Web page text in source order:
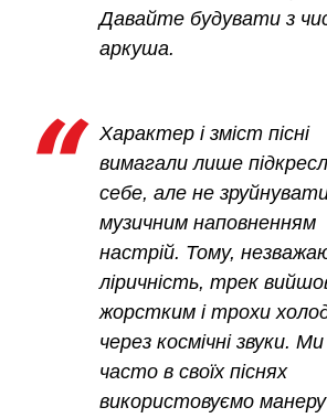
Давайте будувати з
аркуша.
Характер і зміст пісні
вимагали лише
себе, але не
музичним наповненням
настрій. Тому,
ліричність, трек
жорстким і трохи
через космічні звуки.
часто в своїх піснях
використовуємо манеру